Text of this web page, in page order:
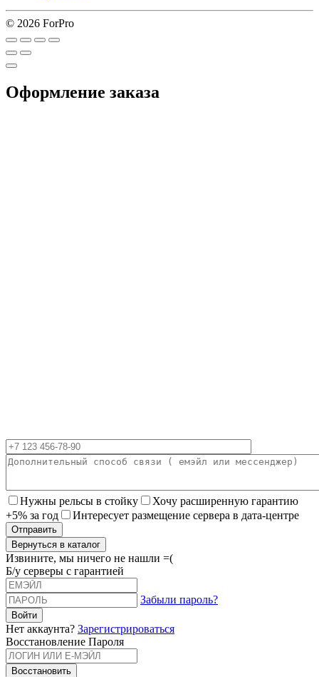
© 2026 ForPro
Оформление заказа
Нужны рельсы в стойку
Хочу расширенную гарантию
+5% за год
Интересует размещение сервера в дата-центре
Вернуться в каталог
Извините, мы ничего не нашли =(
Б/у серверы с гарантией
Забыли пароль?
Нет аккаунта? Зарегистрироваться
Восстановление Пароля